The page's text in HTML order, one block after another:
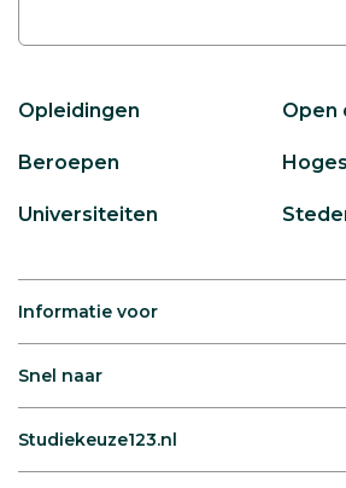
Opleidingen Open
Beroepen
Universiteiten
Informatie voor
Snel naar
Studiekeuze123.nl